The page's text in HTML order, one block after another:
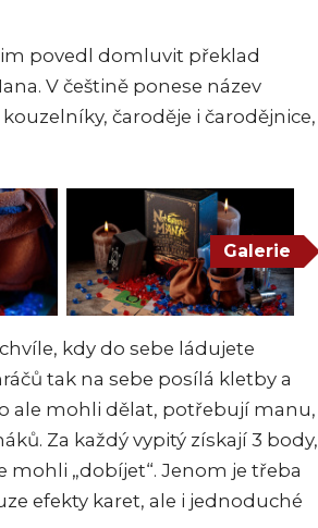
povedl domluvit překlad
V češtině ponese název
čaroděje i čarodějnice,
Galerie
kdy do sebe ládujete
tak na sebe posílá kletby a
ale mohli dělat, potřebují manu,
Za každý vypitý získají 3 body,
„dobíjet“. Jenom je třeba
efekty karet, ale i jednoduché